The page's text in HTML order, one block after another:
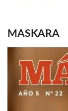
MASKARA